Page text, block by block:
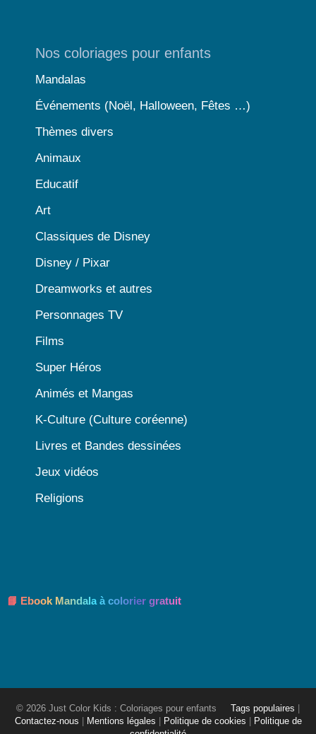
Nos coloriages pour enfants
Mandalas
Événements (Noël, Halloween, Fêtes …)
Thèmes divers
Animaux
Educatif
Art
Classiques de Disney
Disney / Pixar
Dreamworks et autres
Personnages TV
Films
Super Héros
Animés et Mangas
K-Culture (Culture coréenne)
Livres et Bandes dessinées
Jeux vidéos
Religions
📘 Ebook Mandala à colorier gratuit
© 2026 Just Color Kids : Coloriages pour enfants Tags populaires
Contactez-nous
Mentions légales Politique de cookies
Politique de